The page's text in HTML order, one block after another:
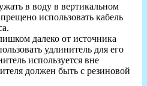
в воду в вертикальном
использовать кабель
далеко от источника
удлинитель для его
используется вне
должен быть с резиновой